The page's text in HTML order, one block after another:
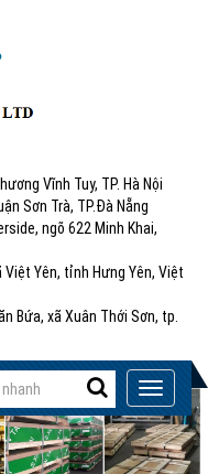
Vĩnh Tuy, TP. Hà Nội
Sơn Trà, TP.Đà Nẵng
ngõ 622 Minh Khai,
Yên, tỉnh Hưng Yên, Việt
Bứa, xã Xuân Thới Sơn, tp.
Toggle